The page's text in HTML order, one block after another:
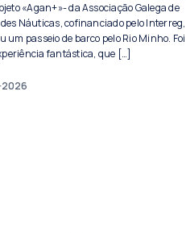
«Agan+»- da Associação Galega de
Náuticas, cofinanciado pelo Interreg,
um passeio de barco pelo Rio Minho. Foi
fantástica, que […]